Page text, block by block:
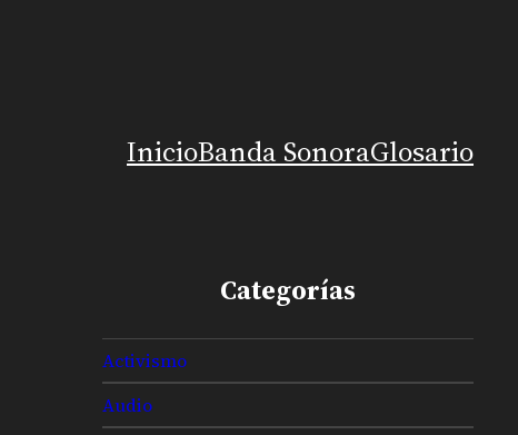
InicioBanda SonoraGlosario
Categorías
Activismo
Audio